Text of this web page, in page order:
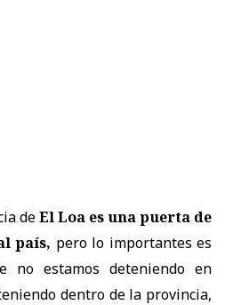
deEl Loa es una puerta de
país, pero lo importantes es
no estamos deteniendo en
dentro de la provincia,